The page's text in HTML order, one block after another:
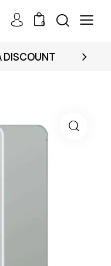
0
DISCOUNT